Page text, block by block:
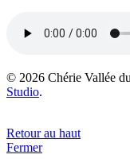
© 2026 Chérie Vallée
Studio.
Retour au haut
Fermer